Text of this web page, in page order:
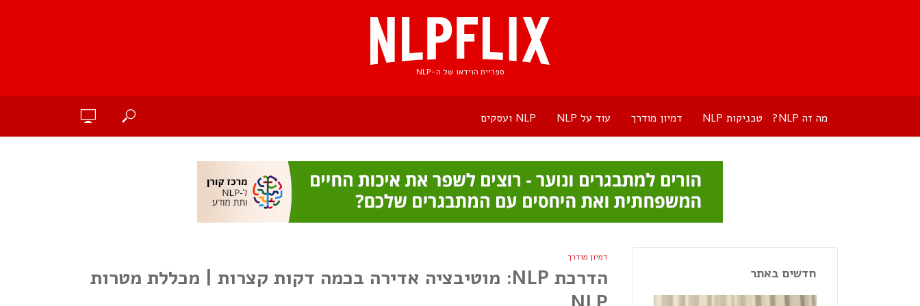
ספריית הוידאו של ה-NLP
מה זה NLP? טכניקות NLP דמיון מודרך עוד על NLP NLP ועסקים
דמיון מודרך
הדרכת NLP: מוטיבציה אדירה בכמה דקות קצרות | מכללת מטרות
חדשים באתר